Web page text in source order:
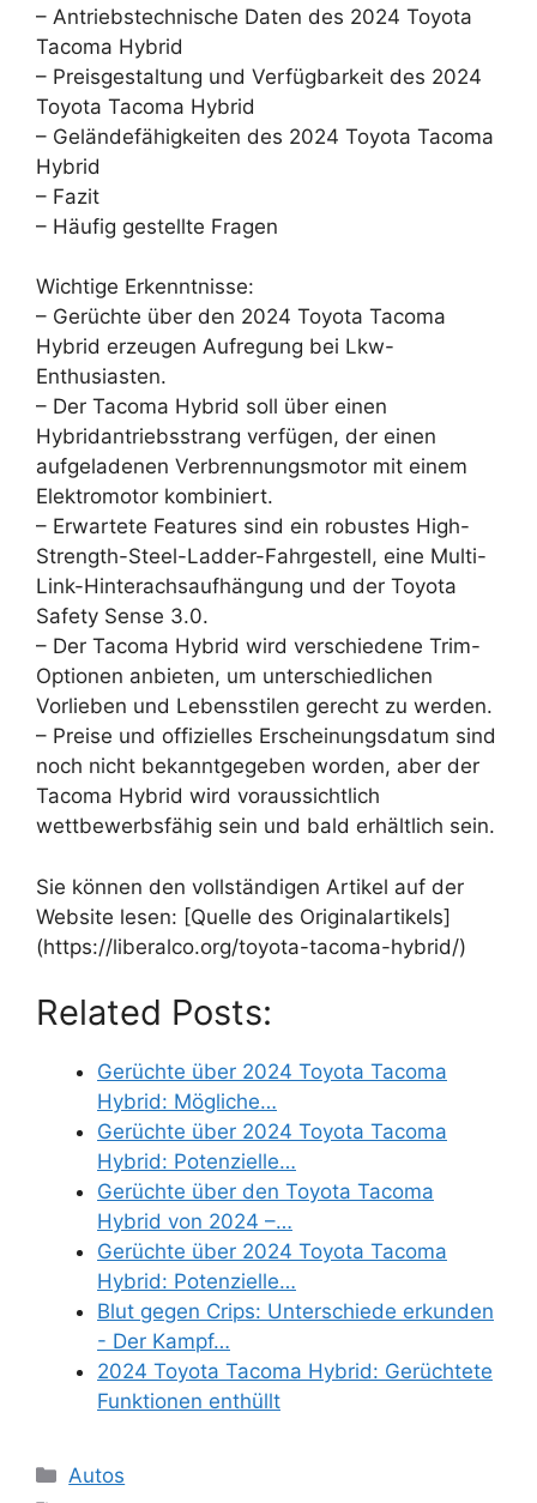
– Antriebstechnische Daten des 2024 Toyota
Tacoma Hybrid
– Preisgestaltung und Verfügbarkeit des 2024
Toyota Tacoma Hybrid
– Geländefähigkeiten des 2024 Toyota Tacoma
Hybrid
– Fazit
– Häufig gestellte Fragen
Wichtige Erkenntnisse:
– Gerüchte über den 2024 Toyota Tacoma
Hybrid erzeugen Aufregung bei Lkw-
Enthusiasten.
– Der Tacoma Hybrid soll über einen
Hybridantriebsstrang verfügen, der einen
aufgeladenen Verbrennungsmotor mit einem
Elektromotor kombiniert.
– Erwartete Features sind ein robustes High-
Strength-Steel-Ladder-Fahrgestell, eine Multi-
Link-Hinterachsaufhängung und der Toyota
Safety Sense 3.0.
– Der Tacoma Hybrid wird verschiedene Trim-
Optionen anbieten, um unterschiedlichen
Vorlieben und Lebensstilen gerecht zu werden.
– Preise und offizielles Erscheinungsdatum sind
noch nicht bekanntgegeben worden, aber der
Tacoma Hybrid wird voraussichtlich
wettbewerbsfähig sein und bald erhältlich sein.
Sie können den vollständigen Artikel auf der
Website lesen: [Quelle des Originalartikels]
(https://liberalco.org/toyota-tacoma-hybrid/)
Related Posts:
Gerüchte über 2024 Toyota Tacoma
Hybrid: Mögliche…
Gerüchte über 2024 Toyota Tacoma
Hybrid: Potenzielle…
Gerüchte über den Toyota Tacoma
Hybrid von 2024 –…
Gerüchte über 2024 Toyota Tacoma
Hybrid: Potenzielle…
Blut gegen Crips: Unterschiede erkunden
- Der Kampf…
2024 Toyota Tacoma Hybrid: Gerüchtete
Funktionen enthüllt
Categories
Autos